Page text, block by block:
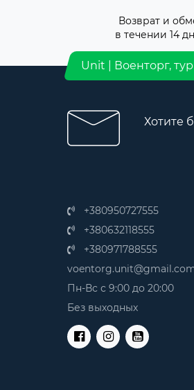
Возврат и
в течении 14
Unit | Военторг,
Хотите
+380950727555
+380632118555
+380971788555
Пн-Вс с 9:00 до 20:00
Без выходных